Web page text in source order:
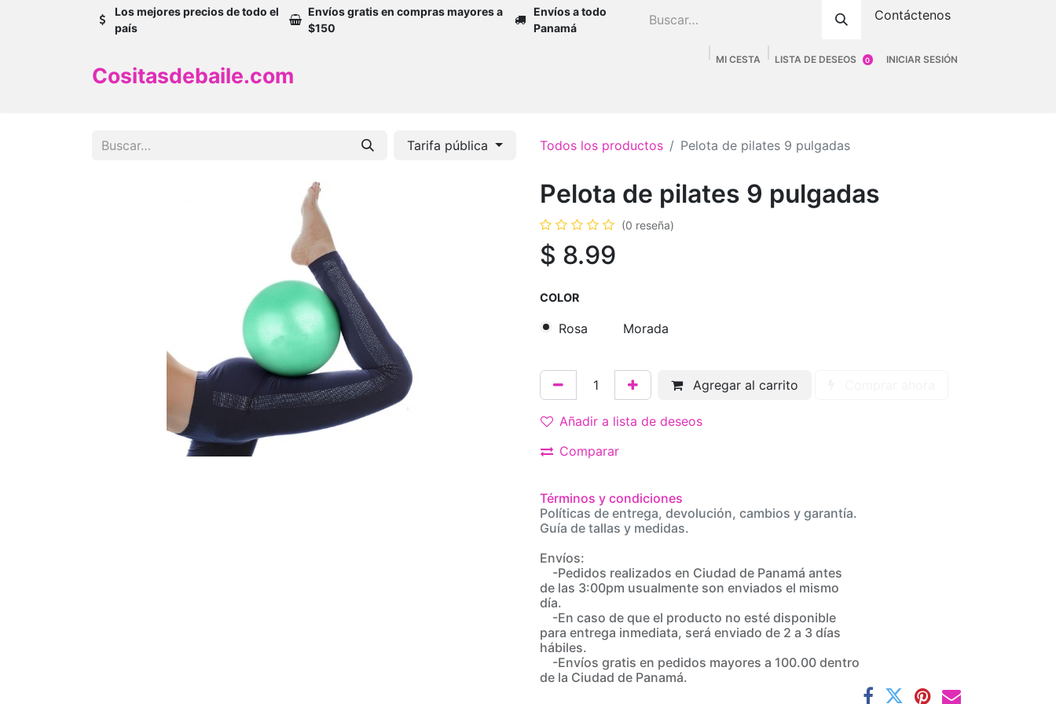
Los mejores precios de todo el
país
Envíos gratis en compras mayores a
$150
Envíos a todo
Panamá
Contáctenos
Cositasdebaile.com
MI CESTA 0
LISTA DE DESEOS INICIAR SESIÓN
Tarifa pública Todos los productos Pelota de pilates 9 pulgadas
Pelota de pilates 9 pulgadas
(0 reseña)
$ 8.99
COLOR
Rosa Morada
Agregar al carrito
Añadir a lista de deseos
Comparar
Términos y condiciones
Políticas de entrega, devolución, cambios y garantía.
Guía de tallas y medidas.
Envíos:
-Pedidos realizados en Ciudad de Panamá antes
de las 3:00pm usualmente son enviados el mismo
día.
-En caso de que el producto no esté disponible
para entrega inmediata, será enviado de 2 a 3 días
hábiles.
-Envíos gratis en pedidos mayores a 100.00 dentro
de la Ciudad de Panamá.